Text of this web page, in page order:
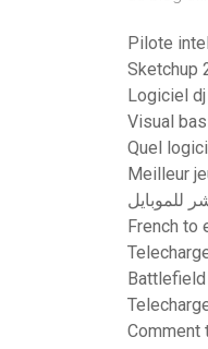
Pilote
Sketchup
Logiciel
Visual
Quel
Meilleur
للموبايل
French to
Comment